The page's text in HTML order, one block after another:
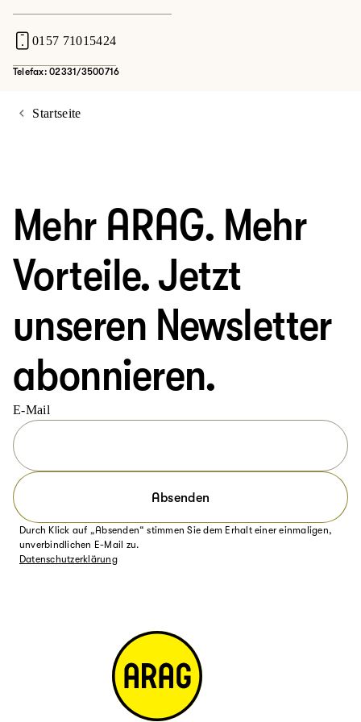
0157 71015424
Telefax: 02331/3500716
Startseite
Mehr ARAG. Mehr
Vorteile. Jetzt
unseren Newsletter
abonnieren.
E-Mail
Absenden
Durch Klick auf „Absenden“ stimmen Sie dem Erhalt einer einmaligen,
unverbindlichen E-Mail zu.
Datenschutzerklärung